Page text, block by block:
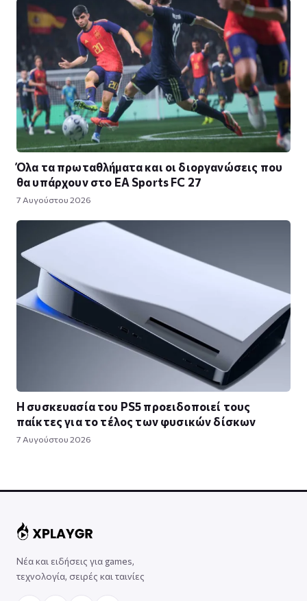
Όλα τα πρωταθλήματα και οι διοργανώσεις που
θα υπάρχουν στο EA Sports FC 27
7 Αυγούστου 2026
Η συσκευασία του PS5 προειδοποιεί τους
παίκτες για το τέλος των φυσικών δίσκων
7 Αυγούστου 2026
Νέα και ειδήσεις για games,
τεχνολογία, σειρές και ταινίες